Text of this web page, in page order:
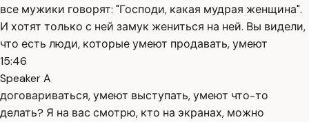
все мужики говорят: "Господи, какая мудрая женщина".
И хотят только с ней замук жениться на ней. Вы видели,
что есть люди, которые умеют продавать, умеют
15:46
Speaker A
договариваться, умеют выступать, умеют что-то
делать? Я на вас смотрю, кто на экранах, можно